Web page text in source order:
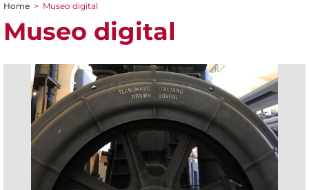
You are here
Home > Museo digital
Museo digital